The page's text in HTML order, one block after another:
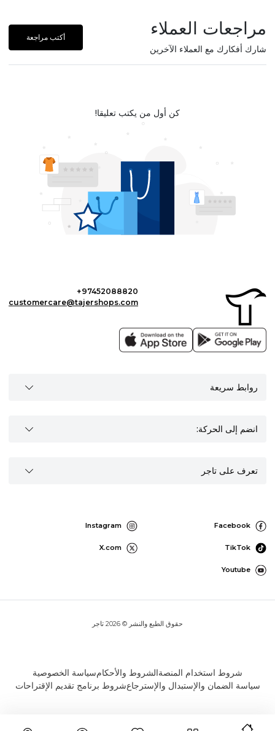
مراجعات العملاء
شارك أفكارك مع العملاء الآخرين
أكتب مراجعة
كن أول من يكتب تعليقا!
+97452088820
customercare@tajershops.com
روابط سريعة
انضم إلى الحركة:
تعرف على تاجر
Facebook
Instagram
TikTok
X.com
Youtube
حقوق الطبع والنشر © 2026 تاجر
شروط استخدام المنصةالشروط والأحكامسياسة الخصوصية
سياسة الضمان والإستبدال والإسترجاعشروط برنامج تقديم الإقتراحات